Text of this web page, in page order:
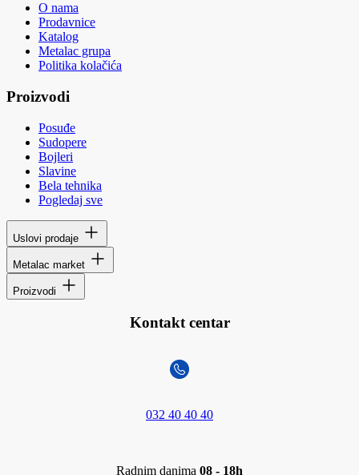
O nama
Prodavnice
Katalog
Metalac grupa
Politika kolačića
Proizvodi
Posuđe
Sudopere
Bojleri
Slavine
Bela tehnika
Pogledaj sve
Uslovi prodaje
Metalac market
Proizvodi
Kontakt centar
032 40 40 40
Radnim danima 08 - 18h